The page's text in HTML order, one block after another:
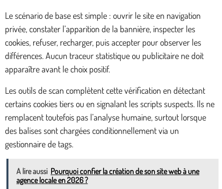
Le scénario de base est simple : ouvrir le site en navigation
privée, constater l’apparition de la bannière, inspecter les
cookies, refuser, recharger, puis accepter pour observer les
différences. Aucun traceur statistique ou publicitaire ne doit
apparaître avant le choix positif.
Les outils de scan complètent cette vérification en détectant
certains cookies tiers ou en signalant les scripts suspects. Ils ne
remplacent toutefois pas l’analyse humaine, surtout lorsque
des balises sont chargées conditionnellement via un
gestionnaire de tags.
A lire aussi Pourquoi confier la création de son site web à une
agence locale en 2026 ?